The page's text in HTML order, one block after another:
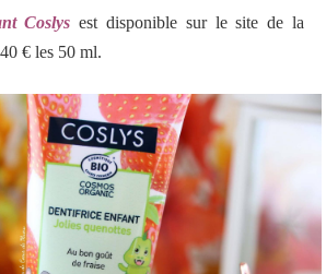
Coslys est disponible sur le site de la
€ les 50 ml.